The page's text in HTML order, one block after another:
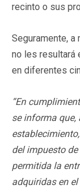
recinto o sus
Seguramente,
no les resultará
en diferentes
“En
se informa que,
del impuesto
permitida la
adquiridas en el